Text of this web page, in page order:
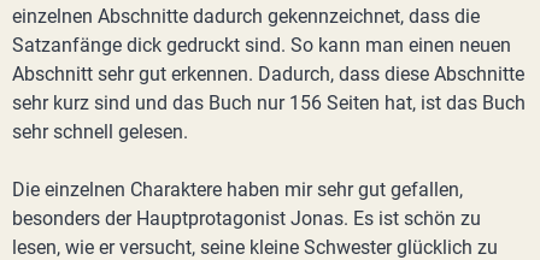
einzelnen Abschnitte dadurch gekennzeichnet, dass die
Satzanfänge dick gedruckt sind. So kann man einen neuen
Abschnitt sehr gut erkennen. Dadurch, dass diese Abschnitte
sehr kurz sind und das Buch nur 156 Seiten hat, ist das Buch
sehr schnell gelesen.
Die einzelnen Charaktere haben mir sehr gut gefallen,
besonders der Hauptprotagonist Jonas. Es ist schön zu
lesen, wie er versucht, seine kleine Schwester glücklich zu